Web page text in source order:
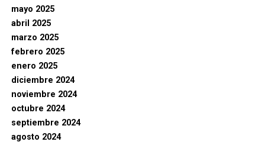
mayo 2025
abril 2025
marzo 2025
febrero 2025
enero 2025
diciembre 2024
noviembre 2024
octubre 2024
septiembre 2024
agosto 2024